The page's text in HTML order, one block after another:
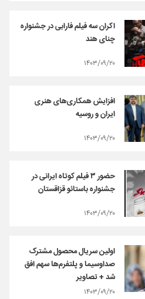
اکران سه فیلم فارابی در جشنواره
چنای هند
۱۴۰۳/۰۹/۲۰
افزایش همکاری‌های هنری
ایران و روسیه
۱۴۰۳/۰۹/۲۰
حضور ۳ فیلم کوتاه ایرانی در
جشنواره باستائو قزاقستان
۱۴۰۳/۰۹/۲۰
اولین سریال محصول مشترک
صداوسیما و پلتفرم‌ها سهم افق
شد + تصاویر
۱۴۰۳/۰۹/۲۰